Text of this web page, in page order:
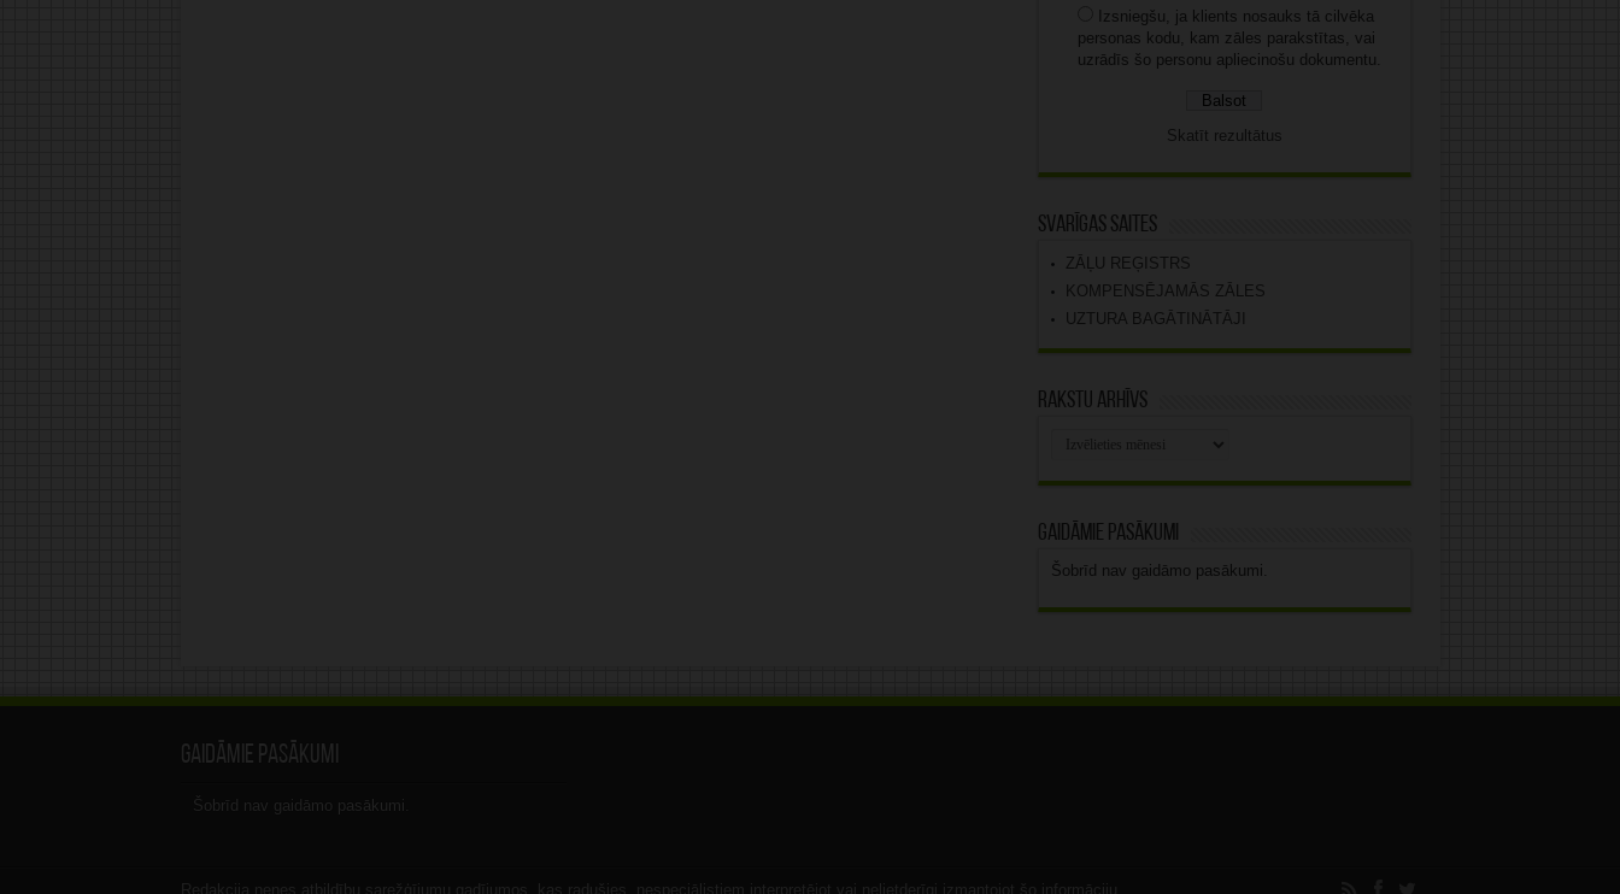
Izsniegšu, ja klients nosauks tā cilvēka
personas kodu, kam zāles parakstītas, vai
uzrādīs šo personu apliecinošu dokumentu.
Skatīt rezultātus
Svarīgas saites
ZĀĻU REĢISTRS
KOMPENSĒJAMĀS ZĀLES
UZTURA BAGĀTINĀTĀJI
Rakstu arhīvs
Gaidāmie pasākumi
Šobrīd nav gaidāmo pasākumi.
Gaidāmie pasākumi
Šobrīd nav gaidāmo pasākumi.
Redakcija nenes atbildību sarežģījumu gadījumos, kas radušies, nespeciālistiem interpretējot vai nelietderīgi izmantojot šo informāciju.